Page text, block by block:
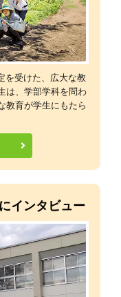
を受けた、広大な教
は、学部学科を問わ
教育が学生にもたら
インタビュー